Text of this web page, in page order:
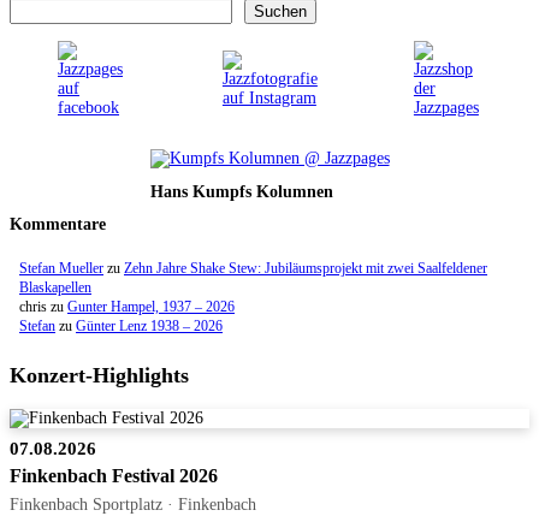
Suchen
Hans Kumpfs Kolumnen
Kommentare
Stefan Mueller zu Zehn Jahre Shake Stew: Jubiläumsprojekt mit zwei Saalfeldener
Blaskapellen
chris zu Gunter Hampel, 1937 – 2026
Stefan zu Günter Lenz 1938 – 2026
Konzert-Highlights
07.08.2026
Finkenbach Festival 2026
Finkenbach Sportplatz · Finkenbach